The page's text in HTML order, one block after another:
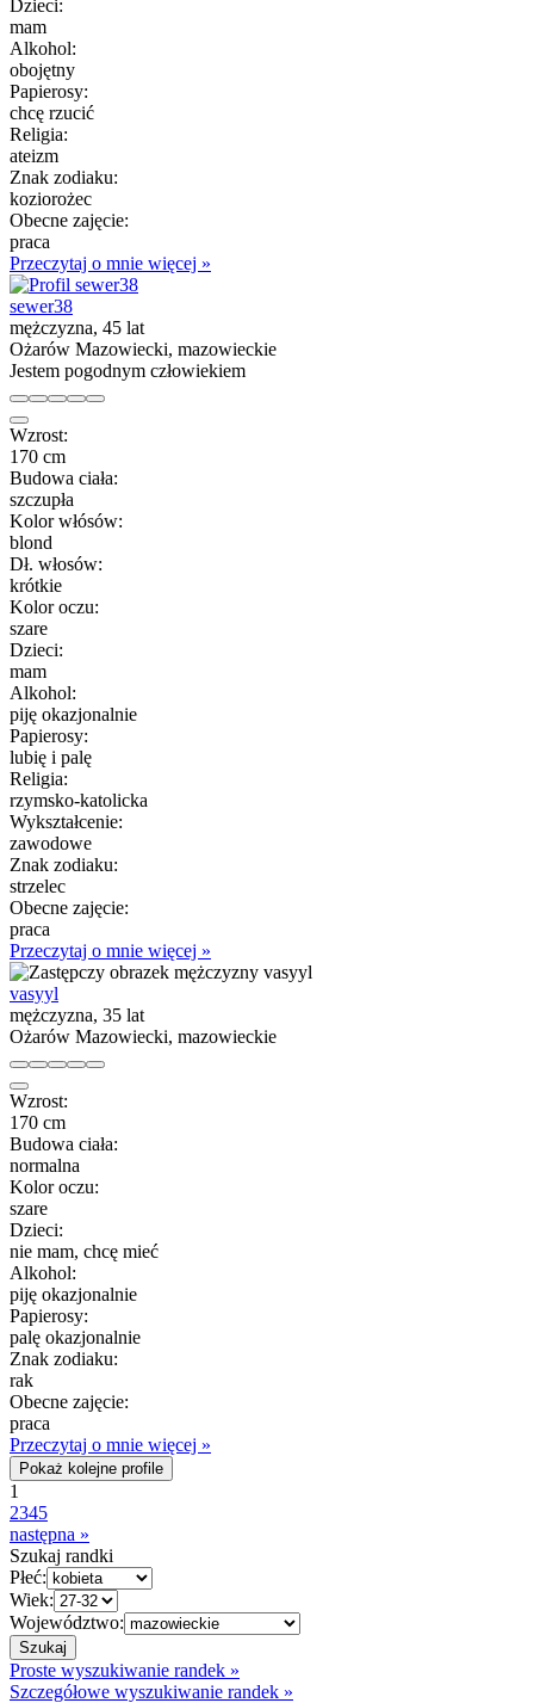
Dzieci:
mam
Alkohol:
obojętny
Papierosy:
chcę rzucić
Religia:
ateizm
Znak zodiaku:
koziorożec
Obecne zajęcie:
praca
Przeczytaj o mnie więcej »
sewer38
mężczyzna, 45 lat
Ożarów Mazowiecki, mazowieckie
Jestem pogodnym człowiekiem
Wzrost:
170 cm
Budowa ciała:
szczupła
Kolor włósów:
blond
Dł. włosów:
krótkie
Kolor oczu:
szare
Dzieci:
mam
Alkohol:
piję okazjonalnie
Papierosy:
lubię i palę
Religia:
rzymsko-katolicka
Wykształcenie:
zawodowe
Znak zodiaku:
strzelec
Obecne zajęcie:
praca
Przeczytaj o mnie więcej »
vasyyl
mężczyzna, 35 lat
Ożarów Mazowiecki, mazowieckie
Wzrost:
170 cm
Budowa ciała:
normalna
Kolor oczu:
szare
Dzieci:
nie mam, chcę mieć
Alkohol:
piję okazjonalnie
Papierosy:
palę okazjonalnie
Znak zodiaku:
rak
Obecne zajęcie:
praca
Przeczytaj o mnie więcej »
Pokaż kolejne profile
1
2345
następna »
Szukaj randki
Płeć:
Wiek:
Województwo:
Proste wyszukiwanie randek »
Szczegółowe wyszukiwanie randek »